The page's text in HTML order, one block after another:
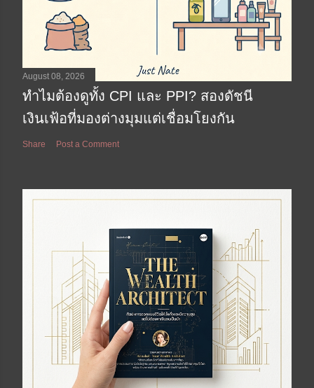
August 08, 2026
ทำไมต้องดูทั้ง CPI และ PPI? สองดัชนี
เงินเฟ้อที่มองต่างมุมแต่เชื่อมโยงกัน
Share Post a Comment